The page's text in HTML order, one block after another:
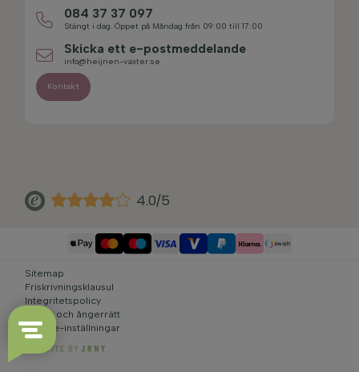
084 37 37 097
Stängt i dag. Öppet på Måndag från 09:00 till 17:00
Skicka ett e-postmeddelande
info@heijnen-vaxter.se
Kontakt
4.0/5
Sitemap
Friskrivningsklausul
Integritetspolicy
Villkor och ångerrätt
Cookie-inställningar